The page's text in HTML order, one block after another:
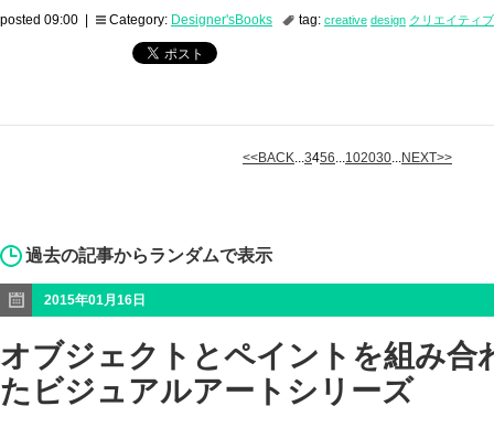
posted 09:00 | Category: Designer'sBooks tag: creative design クリエイティブ
<<BACK...3456...102030...NEXT>>
過去の記事からランダムで表示
2015年01月16日
オブジェクトとペイントを組み合
たビジュアルアートシリーズ